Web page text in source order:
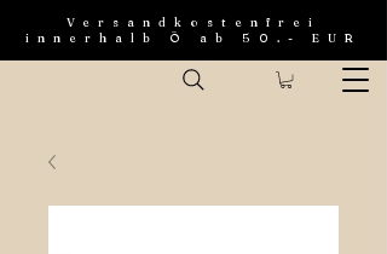
Versandkostenfrei
innerhalb Ö ab 50.- EUR